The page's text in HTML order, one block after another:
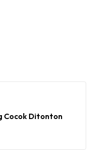
Cocok Ditonton